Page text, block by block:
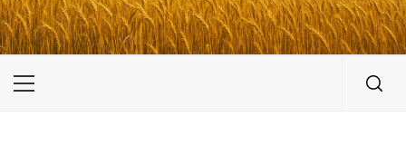
UKRAINE-IS
ПУТЕШЕСТВИЕ ПО УКРАИНЕ
Primary